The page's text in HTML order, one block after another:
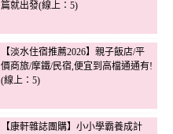
篇就出發(線上：5)
【淡水住宿推薦2026】親子飯店/平
價商旅/摩鐵/民宿,便宜到高檔通通有!
(線上：5)
【康軒雜誌團購】小小學霸養成計